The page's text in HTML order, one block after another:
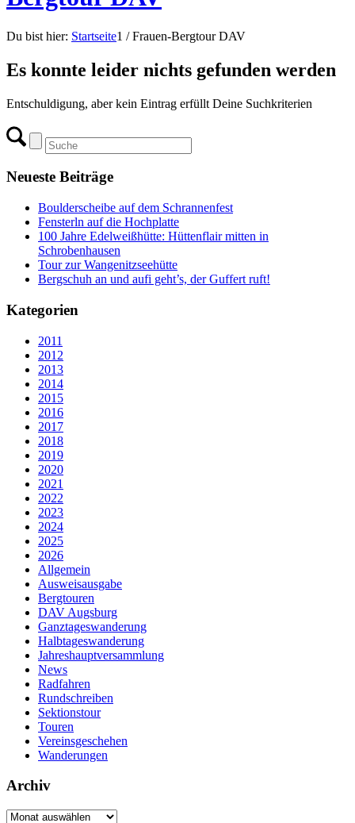
Du bist hier: Startseite1 / Frauen-Bergtour DAV
Es konnte leider nichts gefunden werden
Entschuldigung, aber kein Eintrag erfüllt Deine Suchkriterien
Neueste Beiträge
Boulderscheibe auf dem Schrannenfest
Fensterln auf die Hochplatte
100 Jahre Edelweißhütte: Hüttenflair mitten in
Schrobenhausen
Tour zur Wangenitzseehütte
Bergschuh an und aufi geht’s, der Guffert ruft!
Kategorien
2011
2012
2013
2014
2015
2016
2017
2018
2019
2020
2021
2022
2023
2024
2025
2026
Allgemein
Ausweisausgabe
Bergtouren
DAV Augsburg
Ganztageswanderung
Halbtageswanderung
Jahreshauptversammlung
News
Radfahren
Rundschreiben
Sektionstour
Touren
Vereinsgeschehen
Wanderungen
Archiv
Archiv